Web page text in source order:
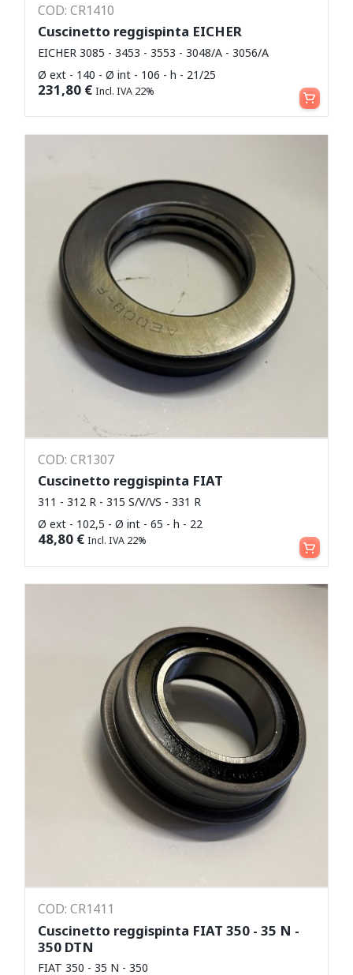
COD: CR1410
Cuscinetto reggispinta EICHER
EICHER 3085 - 3453 - 3553 - 3048/A - 3056/A
Ø ext - 140 - Ø int - 106 - h - 21/25
231,80 € Incl. IVA 22% Aggiungi al carrello
COD: CR1307
Cuscinetto reggispinta FIAT
311 - 312 R - 315 S/V/VS - 331 R
Ø ext - 102,5 - Ø int - 65 - h - 22
48,80 € Incl. IVA 22% Aggiungi al carrello
COD: CR1411
Cuscinetto reggispinta FIAT 350 - 35 N -
350 DTN
FIAT 350 - 35 N - 350